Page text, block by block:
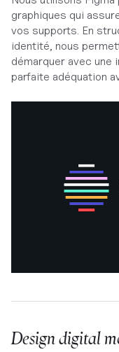
graphiques qui
vos supports. En
identité, nous
démarquer avec une
parfaite adéquation
Design digital